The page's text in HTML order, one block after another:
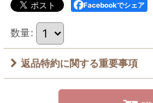
Facebookでシェア
数量:
返品特約に関する重要事項